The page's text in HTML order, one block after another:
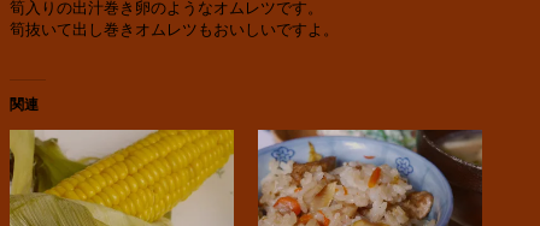
筍入りの出汁巻き卵のようなオムレツです。
筍抜いて出し巻きオムレツもおいしいですよ。
関連